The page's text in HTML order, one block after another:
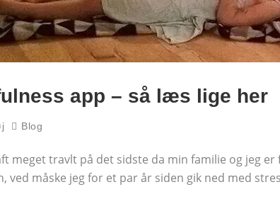
app – så læs lige her
Blog
meget travlt på det sidste da min familie og jeg
ved måske jeg for et par år siden gik ned med